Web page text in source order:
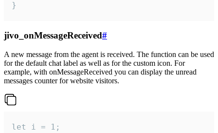
}
jivo_onMessageReceived#
A new message from the agent is received. The function can be used
for the default chat label as well as for the custom icon. For
example, with onMessageReceived you can display the unread
messages counter for website visitors.
let i = 1;